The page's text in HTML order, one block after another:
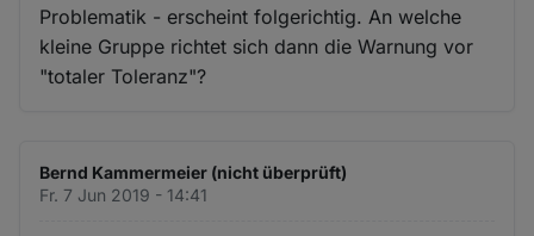
Problematik - erscheint folgerichtig. An welche
kleine Gruppe richtet sich dann die Warnung vor
"totaler Toleranz"?
Bernd Kammermeier (nicht überprüft)
Fr. 7 Jun 2019 - 14:41